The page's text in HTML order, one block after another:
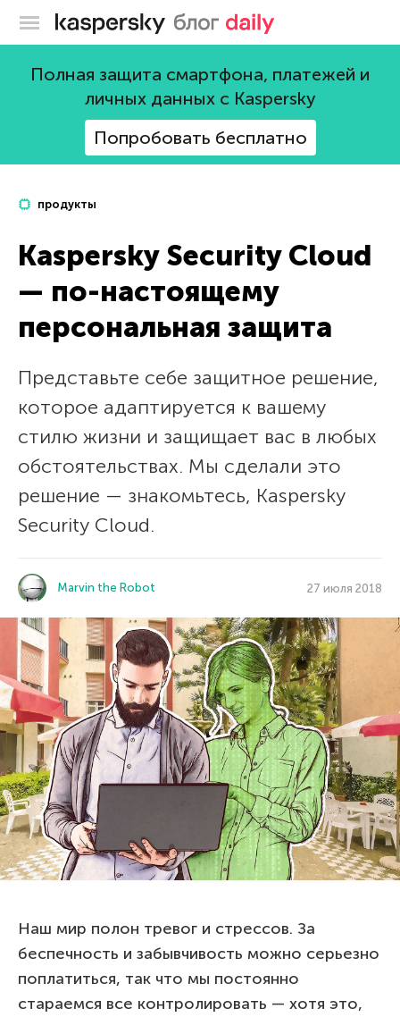
Блог Касперского
Полная защита смартфона, платежей и
личных данных с Kaspersky
Попробовать бесплатно
продукты
Kaspersky Security Cloud
— по-настоящему
персональная защита
Представьте себе защитное решение,
которое адаптируется к вашему
стилю жизни и защищает вас в любых
обстоятельствах. Мы сделали это
решение — знакомьтесь, Kaspersky
Security Cloud.
Marvin the Robot 27 июля 2018
Наш мир полон тревог и стрессов. За
беспечность и забывчивость можно серьезно
поплатиться, так что мы постоянно
стараемся все контролировать — хотя это,